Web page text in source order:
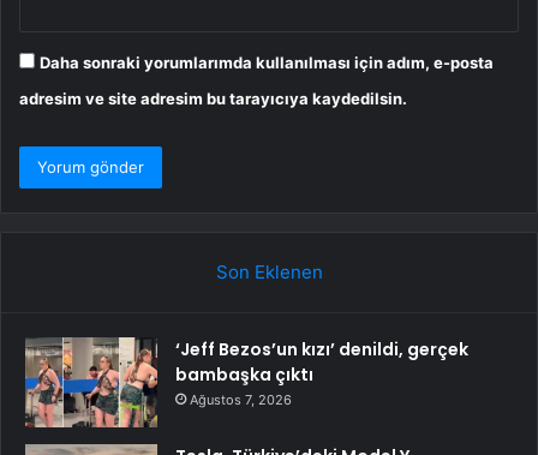
Daha sonraki yorumlarımda kullanılması için adım, e-posta
adresim ve site adresim bu tarayıcıya kaydedilsin.
Son Eklenen
‘Jeff Bezos’un kızı’ denildi, gerçek
bambaşka çıktı
Ağustos 7, 2026